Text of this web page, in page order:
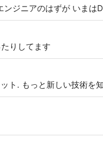
ジニアのはずが いまは
りしてます
ト. もっと新しい技術を知